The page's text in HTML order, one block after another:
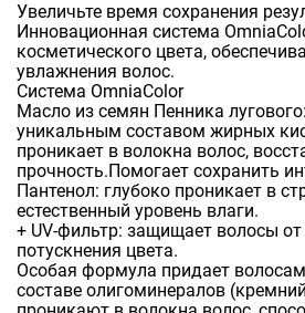
Увеличьте время сохранения
Инновационная система
косметического цвета,
увлажнения волос.
Система OmniaColor
Масло из семян Пенника
уникальным составом жирных
проникает в волокна волос,
прочность.Помогает сохранить
Пантенол: глубоко проникает в
естественный уровень влаги.
+ UV-фильтр: защищает волосы
потускнения цвета.
Особая формула придает
составе олигоминералов